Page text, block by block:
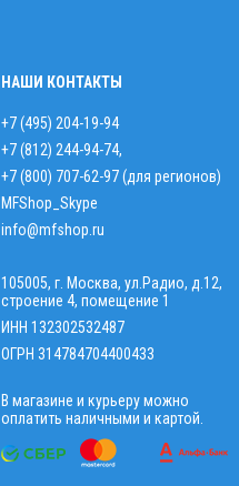
НАШИ КОНТАКТЫ
+7 (495) 204-19-94
+7 (812) 244-94-74,
+7 (800) 707-62-97 (для регионов)
MFShop_Skype
info@mfshop.ru
105005, г. Москва, ул.Радио, д.12,
строение 4, помещение 1
ИНН 132302532487
ОГРН 314784704400433
В магазине и курьеру можно
оплатить наличными и картой.